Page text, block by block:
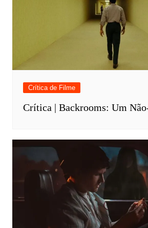
Crítica de Filme
Crítica | Backrooms: Um